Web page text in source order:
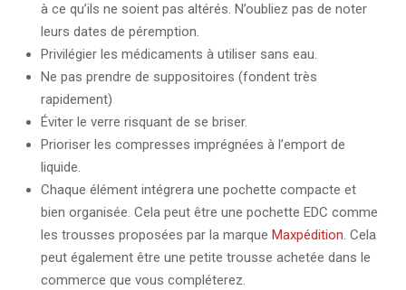
à ce qu’ils ne soient pas altérés. N’oubliez pas de noter
leurs dates de péremption.
Privilégier les médicaments à utiliser sans eau.
Ne pas prendre de suppositoires (fondent très
rapidement)
Éviter le verre risquant de se briser.
Prioriser les compresses imprégnées à l’emport de
liquide.
Chaque élément intégrera une pochette compacte et
bien organisée. Cela peut être une pochette EDC comme
les trousses proposées par la marque Maxpédition. Cela
peut également être une petite trousse achetée dans le
commerce que vous compléterez.